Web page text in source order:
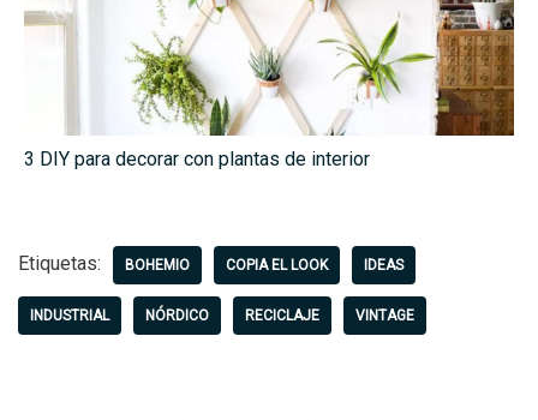
3 DIY para decorar con plantas de interior
Etiquetas: BOHEMIO COPIA EL LOOK IDEAS
INDUSTRIAL NÓRDICO RECICLAJE VINTAGE